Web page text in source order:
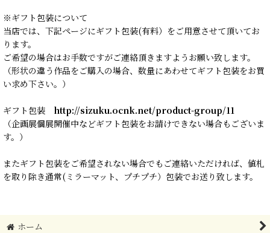
※ギフト包装について
当店では、下記ページにギフト包装(有料）をご用意させて頂いてお
ります。
ご希望の場合はお手数ですがご連絡頂きますようお願い致します。
（形状の違う作品をご購入の場合、数量にあわせてギフト包装をお買
い求め下さい。）
ギフト包装 http://sizuku.ocnk.net/product-group/11
（企画展個展開催中などギフト包装をお請けできない場合もございま
す。）
またギフト包装をご希望されない場合でもご連絡いただければ、値札
を取り除き通常(ミラーマット、プチプチ）包装でお送り致します。
ホーム